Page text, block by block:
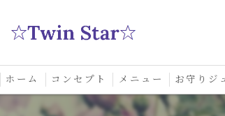
ホーム コンセプト メニュー お守りジ